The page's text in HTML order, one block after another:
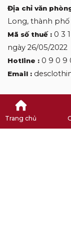
Địa chỉ văn
Long, thành
Mã số thuế : 0 3
ngày 26/05/2022
Hotline : 0 9 0 9
Email :
Copyright by
Trang chủ